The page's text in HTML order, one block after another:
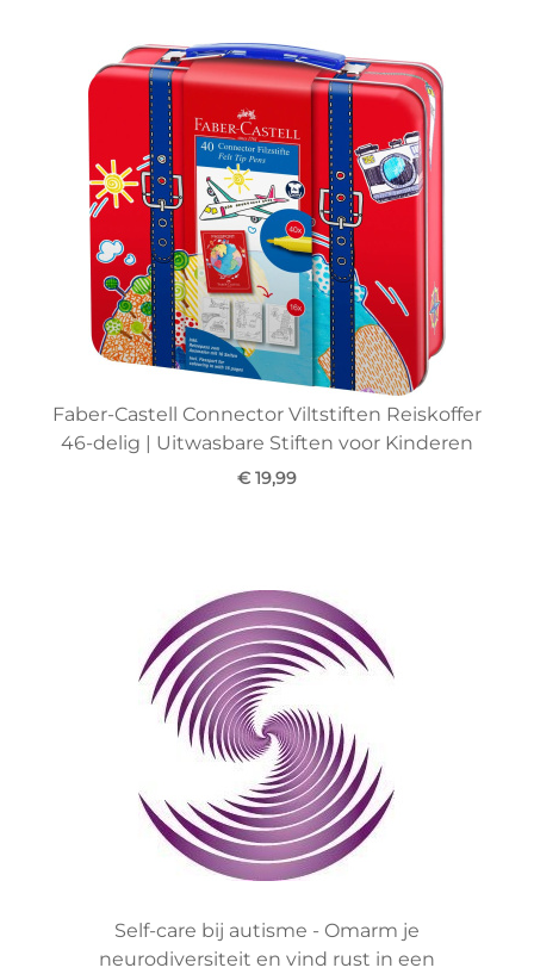
Faber-Castell Connector Viltstiften Reiskoffer
46-delig | Uitwasbare Stiften voor Kinderen
€ 19,99
Self-care bij autisme - Omarm je
neurodiversiteit en vind rust in een